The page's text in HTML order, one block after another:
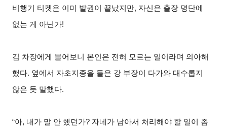
비행기 티켓은 이미 발권이 끝났지만, 자신은 출장 명단에
없는 게 아닌가!
김 차장에게 물어보니 본인은 전혀 모르는 일이라며 의아해
했다. 옆에서 자초지종을 들은 강 부장이 다가와 대수롭지
않은 듯 말했다.
“아, 내가 말 안 했던가? 자네가 남아서 처리해야 할 일이 좀